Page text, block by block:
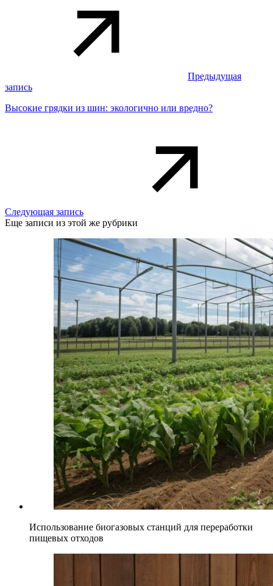
Предыдущая
запись
Высокие грядки из шин: экологично или вредно?
Следующая запись
Еще записи из этой же рубрики
Использование биогазовых станций для переработки
пищевых отходов